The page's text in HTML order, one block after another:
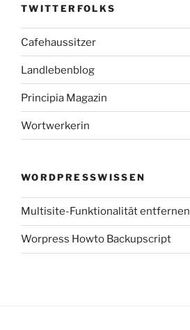
TWITTERFOLKS
Cafehaussitzer
Landlebenblog
Principia Magazin
Wortwerkerin
WORDPRESSWISSEN
Multisite-Funktionalität entfernen
Worpress Howto Backupscript